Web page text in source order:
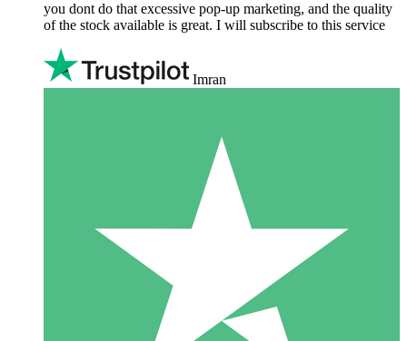
you dont do that excessive pop-up marketing, and the quality
of the stock available is great. I will subscribe to this service
Imran